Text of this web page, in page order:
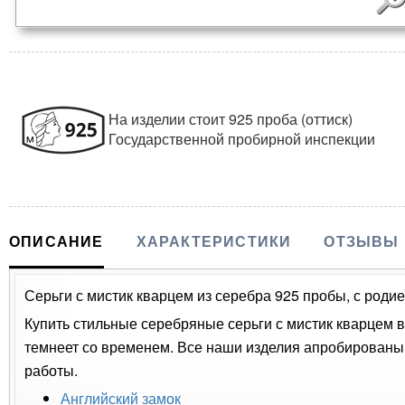
На изделии стоит 925 проба (оттиск)
Государственной пробирной инспекции
ОПИСАНИЕ ХАРАКТЕРИСТИКИ ОТЗЫВЫ
Серьги с мистик кварцем из серебра 925 пробы, с
Купить стильные серебряные серьги с мистик
темнеет со временем. Все наши изделия
работы.
Английский замок